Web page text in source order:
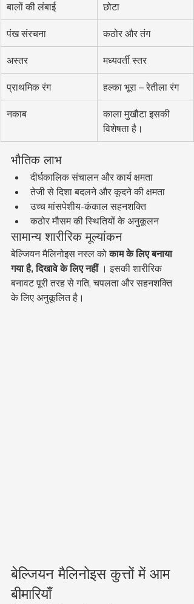
बालों की लंबाई छोटा
पंख संरचना कठोर और तंग
अस्तर मध्यवर्ती स्तर
प्राथमिक रंग हल्का भूरा – रेतीला रंग
नकाब
काला मुखौटा इसकी
विशेषता है।
भौतिक लाभ
दीर्घकालिक संचालन और कार्य क्षमता
तेजी से दिशा बदलने और कूदने की क्षमता
उच्च मांसपेशीय-कंकाल सहनशक्ति
कठोर मौसम की स्थितियों के अनुकूलन
सामान्य शारीरिक मूल्यांकन
बेल्जियन मैलिनोइस नस्ल को काम के लिए बनाया
गया है, दिखावे के लिए नहीं । इसकी शारीरिक
बनावट पूरी तरह से गति, चपलता और सहनशक्ति
के लिए अनुकूलित है।
बेल्जियन मैलिनोइस कुत्तों में आम
बीमारियाँ